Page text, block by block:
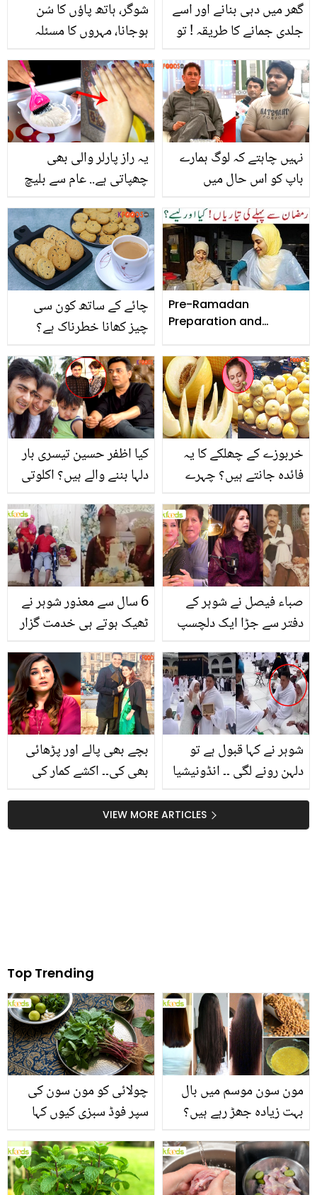
شوگر، ہاتھ پاؤں کا سُن
ہوجانا، مہروں کا مسئلہ
واحد آسان گھریلو ٹوٹکہ
گھر میں دہی بنانے اور اسے
جلدی جمانے کا طریقہ ! تو
چھڑائیں اور گھر میں ہی
مزیدار دہی بنائیں
یہ راز پارلر والی بھی
چھپاتی ہے.. عام سے بلیچ
ملائیں اور عید پر چہرے کے
ساتھ ہاتھ پاؤں بھی
جگمگائیں
نہیں چاہتے کہ لوگ ہمارے
باپ کو اس حال میں
کیا بیماری ہے؟ بیٹے کے
انکشافات
چائے کے ساتھ کون سی
چیز کھانا خطرناک ہے؟
والی عام چیزیں جو بڑے
نقصان سے دوچار کرسکتی
ہیں
Pre-Ramadan
Preparation and
کیا اظفر حسین تیسری بار
دلہا بننے والے ہیں؟ اکلوتی
متعلق نیا انکشاف
خربوزے کے چھلکے کا یہ
فائدہ جانتے ہیں؟ چہرے
بنانے کے لیے خربوزے کے
چھلکے کا انمول فائدہ
6 سال سے معذور شوہر نے
ٹھیک ہوتے ہی خدمت گزار
دوسری شادی پر پہلی بیوی
کی جذباتی پوسٹ وائرل
صباء فیصل نے شوہر کے
دفتر سے جڑا ایک دلچسپ
کو کیا مشورہ دے دیا؟
بچے بھی پالے اور پڑھائی
بھی کی۔۔ اکشے کمار کی
پر جویریہ سعود نے کیا
خواہش ظاہر کردی؟
شوہر نے کہا قبول ہے تو
دلہن رونے لگی ۔۔ انڈونیشیا
خانہ کعبہ کے سامنے سادگی
سے نکاح کر لیا؟ ویڈیو
VIEW MORE ARTICLES
Top Trending
چولائی کو مون سون کی
سپر فوڈ سبزی کیوں کہا
منرلز اور اینٹی آکسیڈنٹس
سے بھرپور اس سبزی کے
مون سون موسم میں بال
بہت زیادہ جھڑ رہے ہیں؟
بنانے کے چند قدرتی طریقے